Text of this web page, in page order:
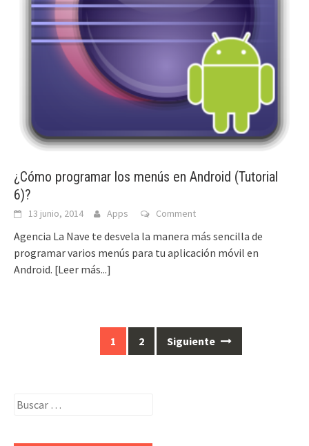
¿Cómo programar los menús en Android (Tutorial
6)?
13 junio, 2014 Apps Comment
Agencia La Nave te desvela la manera más sencilla de
programar varios menús para tu aplicación móvil en
Android. [Leer más...]
1 2 Siguiente
Buscar: